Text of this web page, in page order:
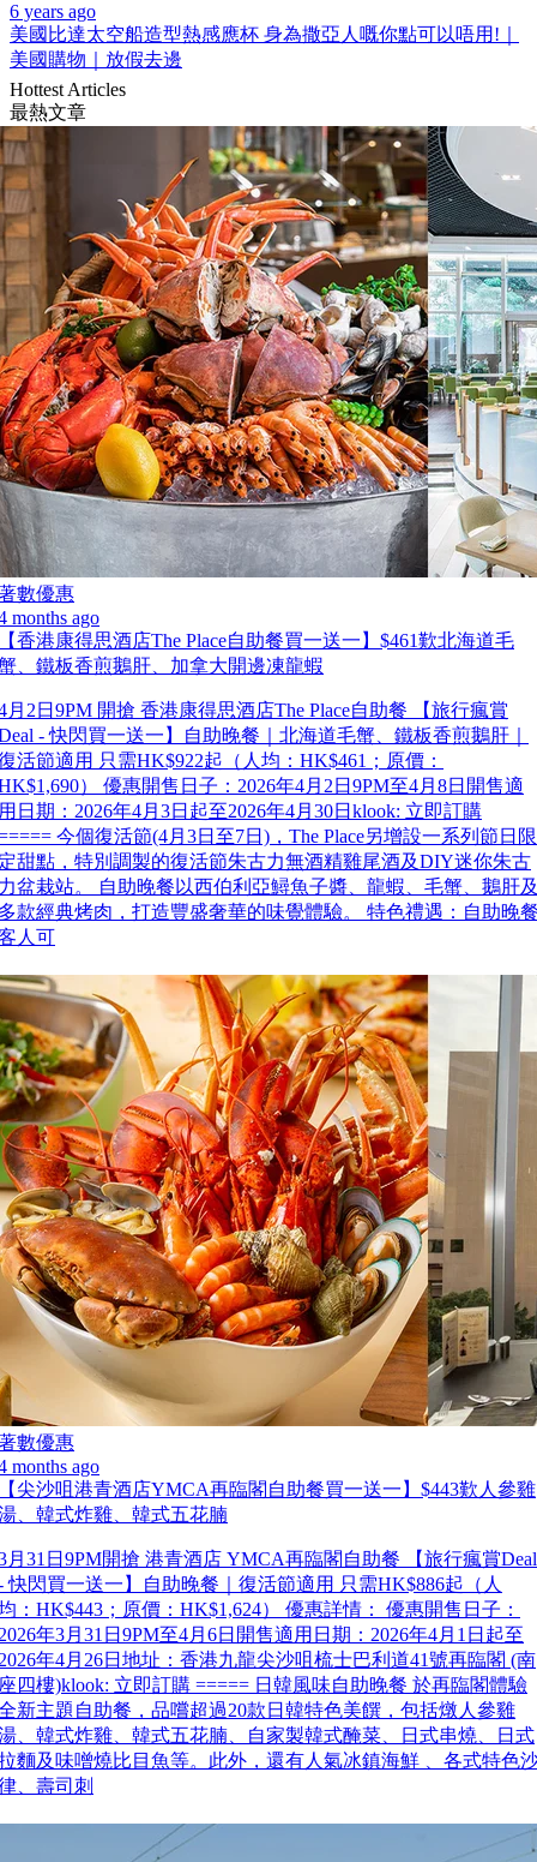
6 years ago
美國比達太空船造型熱感應杯 身為撒亞人嘅你點可以唔用!｜
美國購物｜放假去邊
Hottest Articles
最熱文章
數優惠
months ago
香港康得思酒店The Place自助餐買一送一】$461歎北海道毛
、鐵板香煎鵝肝、加拿大開邊凍龍蝦
月2日9PM 開搶 香港康得思酒店The Place自助餐 【旅行瘋賞
- 快閃買一送一】自助晚餐｜北海道毛蟹、鐵板香煎鵝肝｜
活節適用 只需HK$922起（人均：HK$461；原價：
） 優惠開售日子：2026年4月2日9PM至4月8日開售適
日期：2026年4月3日起至2026年4月30日klook: 立即訂購
今個復活節(4月3日至7日)，The Place另增設一系列節日限
甜點，特別調製的復活節朱古力無酒精雞尾酒及DIY迷你朱古
盆栽站。 自助晚餐以西伯利亞鱘魚子醬、龍蝦、毛蟹、鵝肝
款經典烤肉，打造豐盛奢華的味覺體驗。 特色禮遇：自助晚
人可
數優惠
months ago
尖沙咀港青酒店YMCA再臨閣自助餐買一送一】$443歎人參雞
、韓式炸雞、韓式五花腩
月31日9PM開搶 港青酒店 YMCA再臨閣自助餐 【旅行瘋賞Deal
快閃買一送一】自助晚餐｜復活節適用 只需HK$886起（人
：HK$443；原價：HK$1,624） 優惠詳情： 優惠開售日子：
年3月31日9PM至4月6日開售適用日期：2026年4月1日起至
年4月26日地址：香港九龍尖沙咀梳士巴利道41號再臨閣 (南
四樓)klook: 立即訂購 ===== 日韓風味自助晚餐 於再臨閣體驗
新主題自助餐，品嚐超過20款日韓特色美饌，包括燉人參雞
、韓式炸雞、韓式五花腩、自家製韓式醃菜、日式串燒、日式
麵及味噌燒比目魚等。此外，還有人氣冰鎮海鮮 、各式特色
、壽司刺